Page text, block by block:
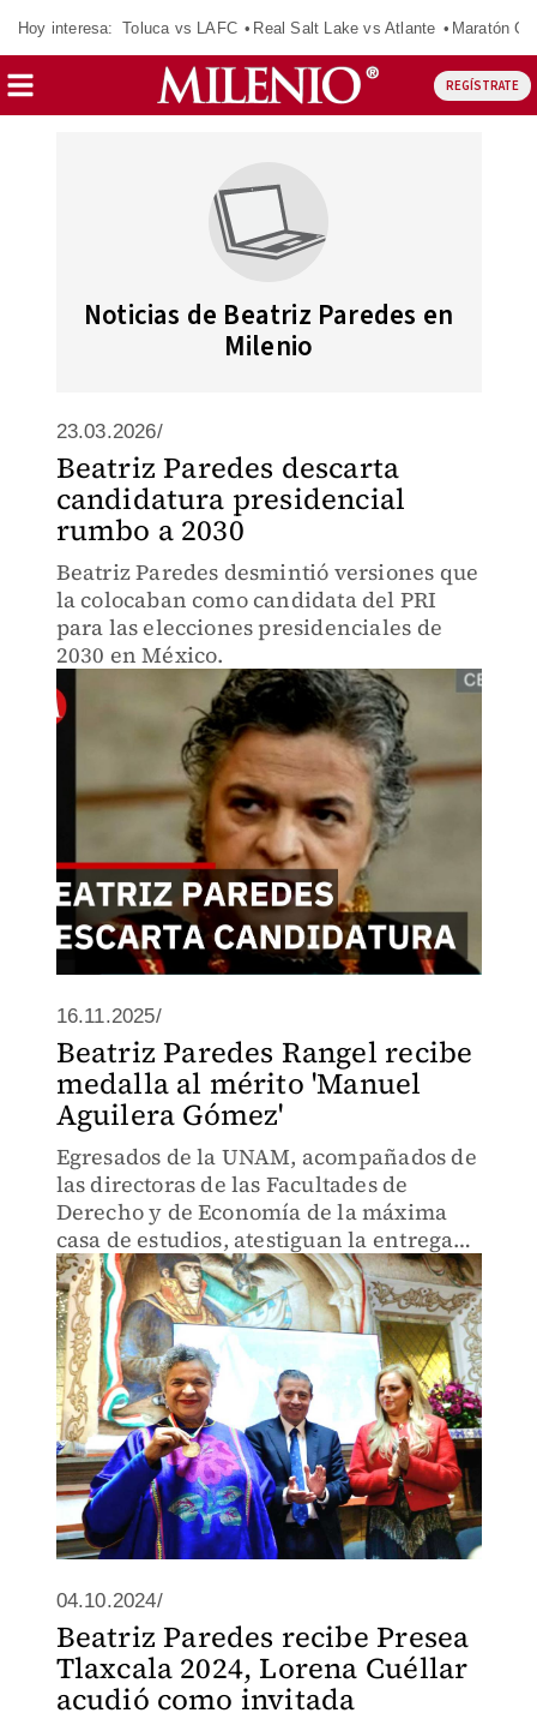
Hoy interesa: Toluca vs LAFC Real Salt Lake vs Atlante Maratón
REGÍSTRATE
Noticias de Beatriz Paredes en
Milenio
23.03.2026/
Beatriz Paredes descarta
candidatura presidencial
rumbo a 2030
Beatriz Paredes desmintió versiones que
la colocaban como candidata del PRI
para las elecciones presidenciales de
2030 en México.
16.11.2025/
Beatriz Paredes Rangel recibe
medalla al mérito 'Manuel
Aguilera Gómez'
Egresados de la UNAM, acompañados de
las directoras de las Facultades de
Derecho y de Economía de la máxima
casa de estudios, atestiguan la entrega
del galardón.
04.10.2024/
Beatriz Paredes recibe Presea
Tlaxcala 2024, Lorena Cuéllar
acudió como invitada